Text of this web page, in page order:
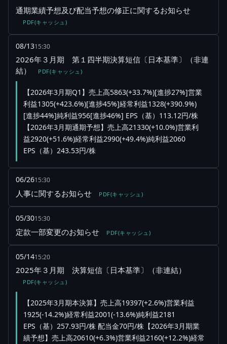
通期業績予想及び配当予想の修正に関するお知らせ
PDF(キャッシュ)
08/1315:30
2026年３月期 第１四半期決算短信〔日本基準〕（非連
結）
PDF(キャッシュ)
【2026年3月期Q1】売上高5863(+33.7%)[進捗27%]営業
利益1305(+423.6%)[進捗45%]経常利益1328(+390.9%)
[進捗44%]純利益956[進捗46%] EPS（基）113.12円/株
【2026年3月期通期予想】売上高21330(+10.0%)営業利
益2920(+51.6%)経常利益2990(+49.4%)純利益2060
EPS（基）243.53円/株
06/2615:30
人事に関するお知らせ PDF(キャッシュ)
05/3015:30
定款一部変更のお知らせ PDF(キャッシュ)
05/1415:20
2025年３月期 決算短信〔日本基準〕（非連結）
PDF(キャッシュ)
【2025年3月期本決算】売上高19397(+2.6%)営業利益
1925(-14.2%)経常利益2001(-13.6%)純利益2181
EPS（基）257.93円/株 配当金70円/株【2026年3月期業
績予想】売上高20610(+6.3%)営業利益2160(+12.2%)経常